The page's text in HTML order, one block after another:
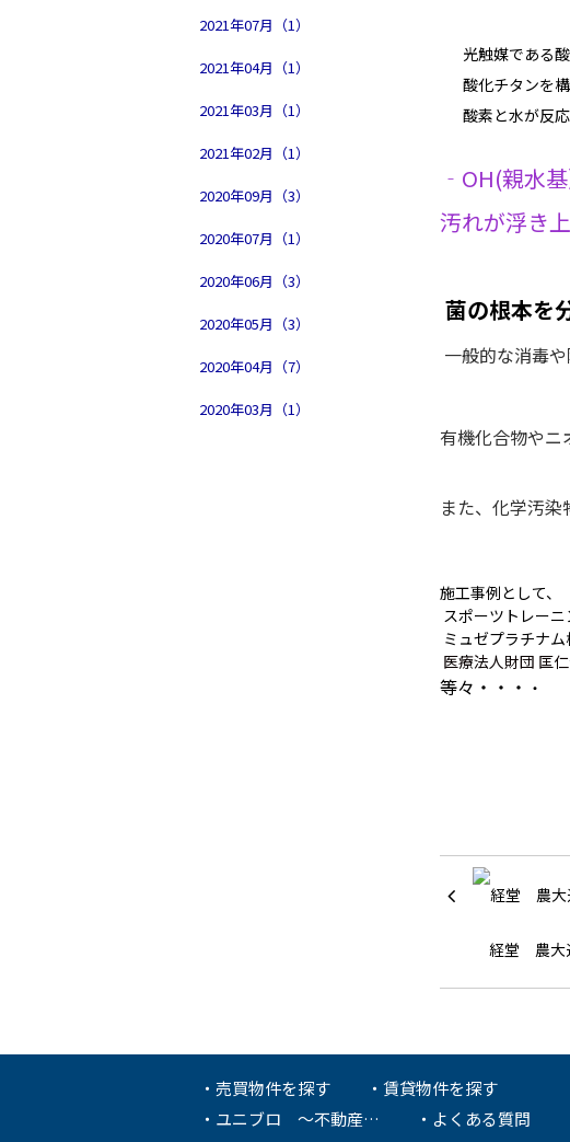
2021年07月（1）
2021年04月（1）
2021年03月（1）
2021年02月（1）
2020年09月（3）
2020年07月（1）
2020年06月（3）
2020年05月（3）
2020年04月（7）
2020年03月（1）
光触媒である
酸化チタンを
酸素と水が反
‐OH(親水
汚れが浮き
菌の根本を
一般的な消毒
有機化合物やニ
また、化学汚
施工事例として、
スポーツトレーニ
ミュゼプラチナ
医療法人財団 匡
等々・・・ ・
経堂 農大
売買物件を探す
賃貸物件を探す
ユニブロ ～不動産…
よくある質問